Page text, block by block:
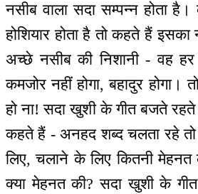
नसीब वाला सदा सम्पन्न होता है।
होशियार होता है तो कहते हैं
अच्छे नसीब की निशानी - वह हर
कमजोर नहीं होगा, बहादुर
हो ना! सदा खुशी के गीत बजते
कहते हैं - अनहद शब्द चलता रहे
लिए, चलाने के लिए कितनी
क्या मेहनत की? सदा खुशी के